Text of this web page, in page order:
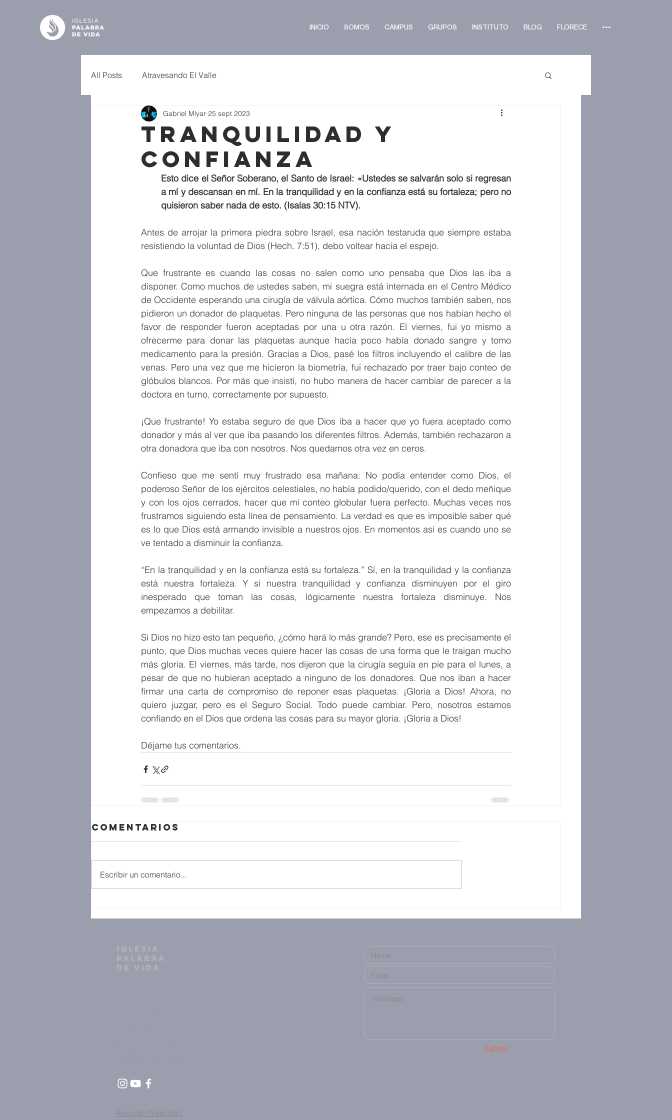
INICIO SOMOS CAMPUS GRUPOS INSTITUTO BLOG FLORECE •••
All Posts Atravesando El Valle
Tranquilidad y
Confianza
Gabriel Miyar 25 sept 2023
Esto dice el Señor Soberano, el Santo de Israel: «Ustedes se salvarán solo si regresan
a mí y descansan en mí. En la tranquilidad y en la confianza está su fortaleza; pero no
quisieron saber nada de esto. (Isaías 30:15 NTV).
Antes de arrojar la primera piedra sobre Israel, esa nación testaruda que siempre estaba
resistiendo la voluntad de Dios (Hech. 7:51), debo voltear hacia el espejo.
Que frustrante es cuando las cosas no salen como uno pensaba que Dios las iba a
disponer. Como muchos de ustedes saben, mi suegra está internada en el Centro Médico
de Occidente esperando una cirugía de válvula aórtica. Cómo muchos también saben, nos
pidieron un donador de plaquetas. Pero ninguna de las personas que nos habían hecho el
favor de responder fueron aceptadas por una u otra razón. El viernes, fui yo mismo a
ofrecerme para donar las plaquetas aunque hacía poco había donado sangre y tomo
medicamento para la presión. Gracias a Dios, pasé los filtros incluyendo el calibre de las
venas. Pero una vez que me hicieron la biometría, fui rechazado por traer bajo conteo de
glóbulos blancos. Por más que insistí, no hubo manera de hacer cambiar de parecer a la
doctora en turno, correctamente por supuesto.
¡Que frustrante! Yo estaba seguro de que Dios iba a hacer que yo fuera aceptado como
donador y más al ver que iba pasando los diferentes filtros. Además, también rechazaron a
otra donadora que iba con nosotros. Nos quedamos otra vez en ceros.
Confieso que me sentí muy frustrado esa mañana. No podía entender como Dios, el
poderoso Señor de los ejércitos celestiales, no había podido/querido, con el dedo meñique
y con los ojos cerrados, hacer que mi conteo globular fuera perfecto. Muchas veces nos
frustramos siguiendo esta línea de pensamiento. La verdad es que es imposible saber qué
es lo que Dios está armando invisible a nuestros ojos. En momentos así es cuando uno se
ve tentado a disminuir la confianza.
“En la tranquilidad y en la confianza está su fortaleza.” Sí, en la tranquilidad y la confianza
está nuestra fortaleza. Y si nuestra tranquilidad y confianza disminuyen por el giro
inesperado que toman las cosas, lógicamente nuestra fortaleza disminuye. Nos
empezamos a debilitar.
Si Dios no hizo esto tan pequeño, ¿cómo hará lo más grande? Pero, ese es precisamente el
punto, que Dios muchas veces quiere hacer las cosas de una forma que le traigan mucho
más gloria. El viernes, más tarde, nos dijeron que la cirugía seguía en pie para el lunes, a
pesar de que no hubieran aceptado a ninguno de los donadores. Que nos iban a hacer
firmar una carta de compromiso de reponer esas plaquetas. ¡Gloria a Dios! Ahora, no
quiero juzgar, pero es el Seguro Social. Todo puede cambiar. Pero, nosotros estamos
confiando en el Dios que ordena las cosas para su mayor gloria. ¡Gloria a Dios!
Déjame tus comentarios.
Comentarios
Escribir un comentario...
Submit
Aviso de Privacidad